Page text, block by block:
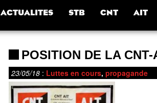
ACTUALITES STB CNT AIT
POSITION DE LA
23/05/18 : Luttes en cours, propagande